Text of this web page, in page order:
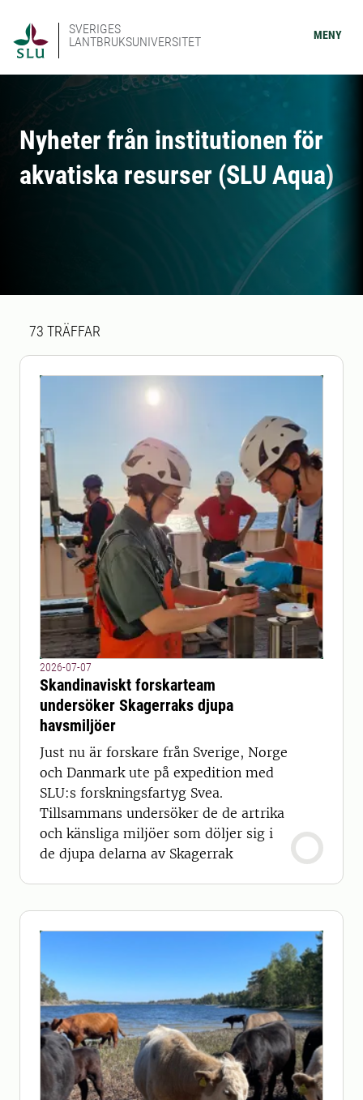
SVERIGES
LANTBRUKSUNIVERSITET
MENY
Nyheter från institutionen för
akvatiska resurser (SLU Aqua)
Sökresultat
73 TRÄFFAR
2026-07-07
Skandinaviskt forskarteam
undersöker Skagerraks djupa
havsmiljöer
Just nu är forskare från Sverige, Norge
och Danmark ute på expedition med
SLU:s forskningsfartyg Svea.
Tillsammans undersöker de de artrika
och känsliga miljöer som döljer sig i
de djupa delarna av Skagerrak